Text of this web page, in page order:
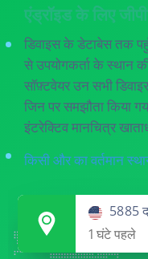
5885
1 घंटे पहले
एंड्रॉइड के लिए
डिवाइस के डेटाबेस तक
से उपयोगकर्ता के स्थान
सॉफ़्टवेयर उन सभी
जिन पर समझौता किया
इंटरेक्टिव मानचित्र
किसी और का वर्तमान